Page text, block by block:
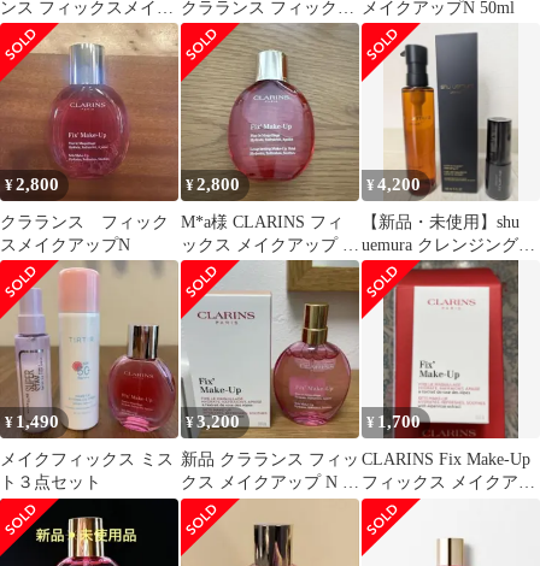
ンス フィックスメイク
アップ N
クラランス フィックス
メイクアップ NFB
50mL
メイクアップN 50ml
¥2,800
クラランス フィック
スメイクアップN
¥2,800
M*a様 CLARINS フィ
ックス メイクアップ N
50ml
¥4,200
【新品・未使用】shu
uemura クレンジングオ
イル・フィックスミス
ト
¥ 1,490
メイクフィックス ミス
ト３点セット
¥3,200
新品 クラランス フィッ
クス メイクアップ N ア
フターメイクアップロ
ーション
¥ 1,700
CLARINS Fix Make-Up
フィックス メイクアッ
プ N 15ml